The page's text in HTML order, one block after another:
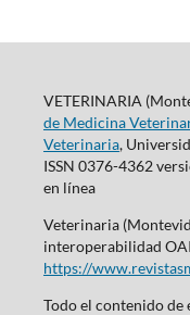
VETERINARIA
de Medicina
Veterinaria,
ISSN 0376-4362
en línea
Veterinaria
interoperabilidad
https://
Todo el contenido de